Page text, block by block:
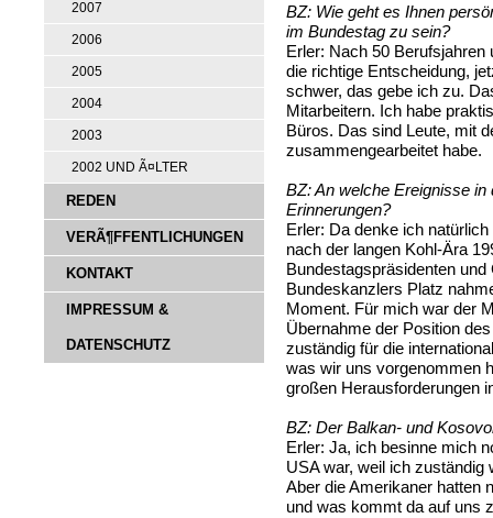
2007
2006
2005
2004
2003
2002 UND Ã¤LTER
REDEN
VERÃ¶FFENTLICHUNGEN
KONTAKT
IMPRESSUM &
DATENSCHUTZ
BZ: Wie geht es Ihnen
im Bundestag zu sein?
Erler: Nach 50 Berufsjahren
die richtige Entscheidung,
schwer, das gebe ich zu.
Mitarbeitern. Ich habe
Büros. Das sind Leute, mit
zusammengearbeitet habe.
BZ:An welche Ereignisse in
Erinnerungen?
Erler: Da denke ich
nach der langen Kohl-Ära
Bundestagspräsidenten
Bundeskanzlers Platz
Moment. Für mich war der
Übernahme der Position
zuständig für die
was wir uns vorgenommen
großen Herausforderungen
BZ: Der Balkan- und
Erler: Ja, ich besinne mich
USA war, weil ich zuständig
Aber die Amerikaner hatten
und was kommt da auf uns